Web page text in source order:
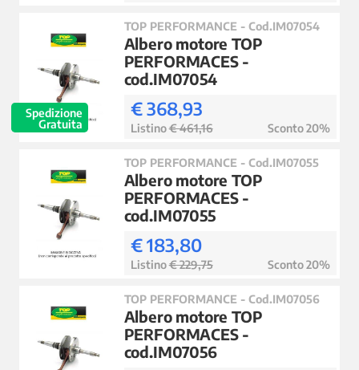
Spedizione
Gratuita
TOP PERFORMANCE - Cod.IM07054
Albero motore TOP
PERFORMACES -
cod.IM07054
€ 368,93
Listino€ 461,16 Sconto 20%
TOP PERFORMANCE - Cod.IM07055
Albero motore TOP
PERFORMACES -
cod.IM07055
€ 183,80
Listino€ 229,75 Sconto 20%
TOP PERFORMANCE - Cod.IM07056
Albero motore TOP
PERFORMACES -
cod.IM07056